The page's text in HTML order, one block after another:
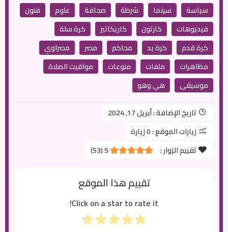
سياسة سينما شرطة صحافة علوم
فنون
فيديوهات
كارتون كاريكاتير
كرة سلة
كرة قدم
كرة يد محاكم مصر
مصراوي
مظاهرات
ملفات منوعات
مواقيت الصلاة
موسيقى
هي وهو
تاريخ الإضافة :أبريل 17, 2024
زيارات الموقع :0 زيارة
تقييم الزوار :
5
(
53
)
تقييم هذا الموقع
Click on a star to rate it!